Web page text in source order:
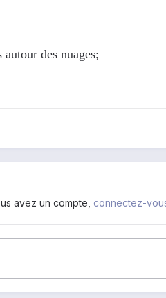
des nuages;
avez un compte, connectez-